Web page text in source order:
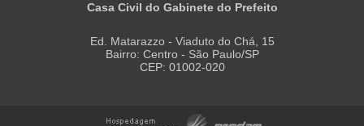
Casa Civil do Gabinete do Prefeito
Ed. Matarazzo - Viaduto do Chá, 15
Bairro: Centro - São Paulo/SP
CEP: 01002-020